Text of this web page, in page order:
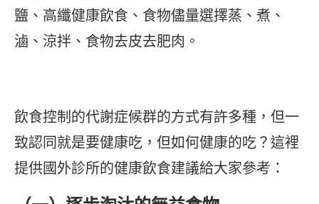
鹽、高纖健康飲食、食物儘量選擇蒸、煮、
滷、涼拌、食物去皮去肥肉。
飲食控制的代謝症候群的方式有許多種，但一
致認同就是要健康吃，但如何健康的吃？這裡
提供國外診所的健康飲食建議給大家參考：